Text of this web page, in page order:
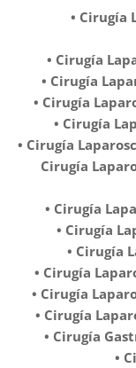
• Cirugía
• Cirugía
• Cirugía
• Cirugía
• Cirugía
• Cirugía
Cirugía
• Cirugía
• Cirugía
• Cirugía
• Cirugía
• Cirugía
• Cirugía
• Cirugía
•